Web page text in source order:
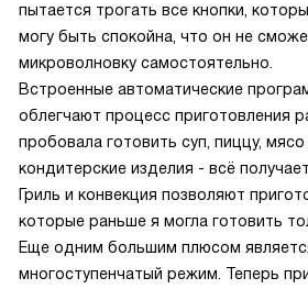
пытается трогать все кнопки,
могу быть спокойна, что он не
микроволновку самостоятельно.
Встроенные автоматические
облегчают процесс приготовления
пробовала готовить суп, пиццу,
кондитерские изделия - всё
Гриль и конвекция позволяют
которые раньше я могла готовить
Еще одним большим плюсом
многоступенчатый режим. Теперь